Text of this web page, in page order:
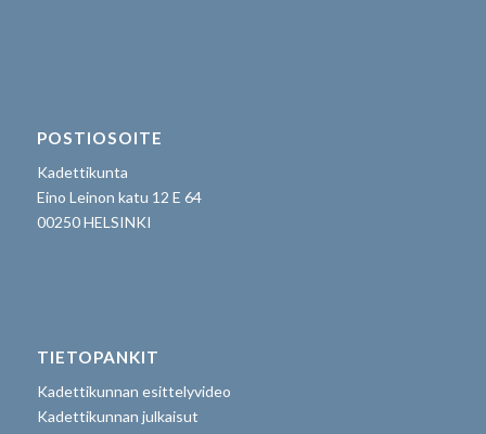
POSTIOSOITE
Kadettikunta
Eino Leinon katu 12 E 64
00250 HELSINKI
TIETOPANKIT
Kadettikunnan esittelyvideo
Kadettikunnan julkaisut